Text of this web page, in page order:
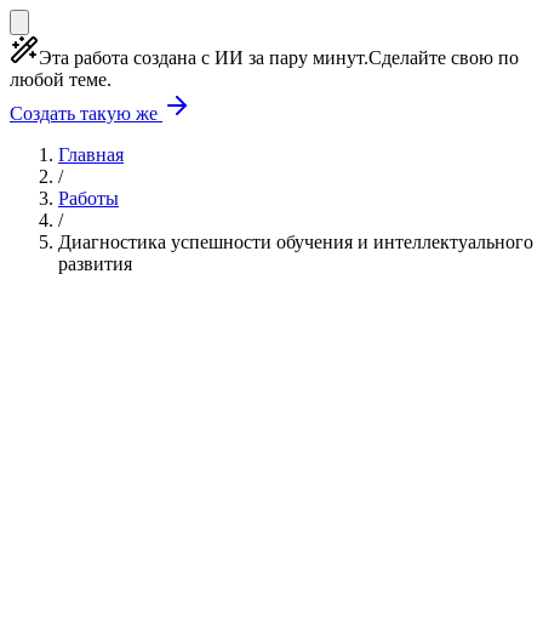
Эта работа создана с ИИ за пару минут.Сделайте свою по
любой теме.
Создать такую же
Главная
/
Работы
/
Диагностика успешности обучения и интеллектуального
развития